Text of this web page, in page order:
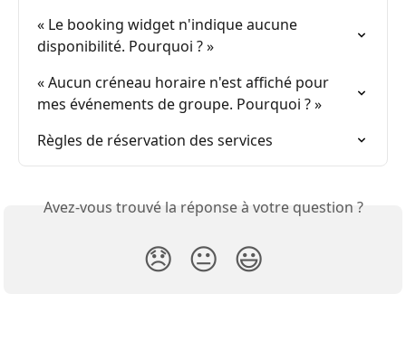
« Le booking widget n'indique aucune
disponibilité. Pourquoi ? »
« Aucun créneau horaire n'est affiché pour
mes événements de groupe. Pourquoi ? »
Règles de réservation des services
Avez-vous trouvé la réponse à votre question ?
😞 😐 😃